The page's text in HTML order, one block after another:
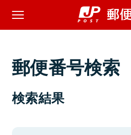
郵便番号検索
検索結果